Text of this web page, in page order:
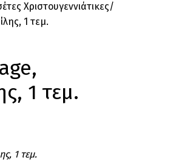
Χριστουγεννιάτικες
1 τεμ.
1 τεμ.
1 τεμ.